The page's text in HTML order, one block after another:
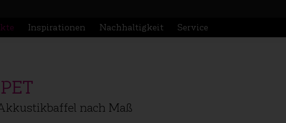
Inspirationen Nachhaltigkeit Service
nach Maß